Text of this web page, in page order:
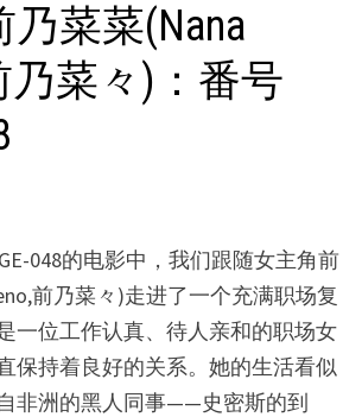
菜菜(Nana
乃菜々)：番号
048的电影中，我们跟随女主角前
前乃菜々)走进了一个充满职场复
一位工作认真、待人亲和的职场女
保持着良好的关系。她的生活看似
非洲的黑人同事——史密斯的到